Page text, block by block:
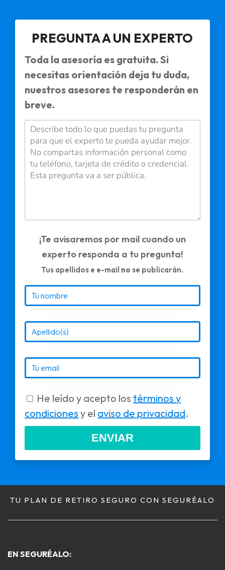
PREGUNTA A UN EXPERTO
Toda la asesoría es gratuita. Si
necesitas orientación deja tu duda,
nuestros asesores te responderán en
breve.
¡Te avisaremos por mail cuando un
experto responda a tu pregunta!
Tus apellidos e e-mail no se publicarán.
He leído y acepto lostérminos y
condiciones y el aviso de privacidad.
ENVIAR
TU PLAN DE RETIRO SEGURO CON SEGURÉALO
EN SEGURÉALO: